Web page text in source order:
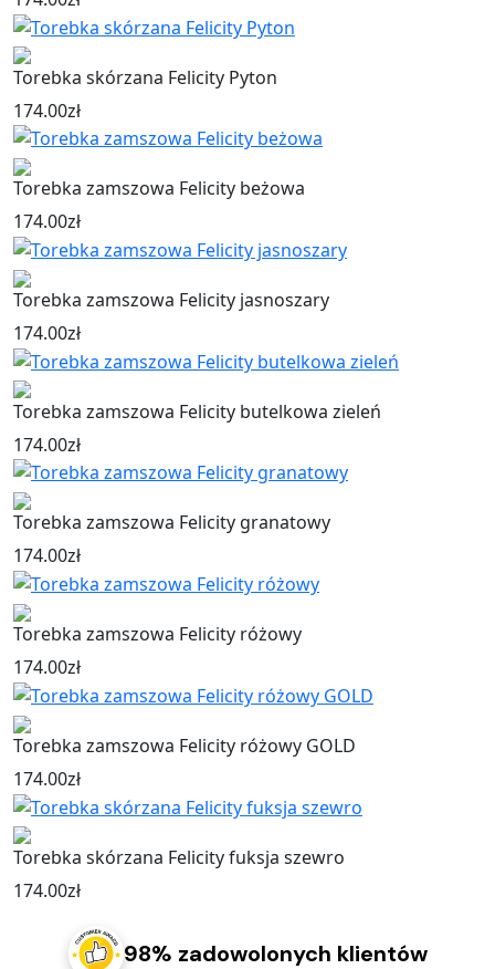
Torebka skórzana Felicity Pyton
174.00zł
Torebka zamszowa Felicity beżowa
174.00zł
Torebka zamszowa Felicity jasnoszary
174.00zł
Torebka zamszowa Felicity butelkowa zieleń
174.00zł
Torebka zamszowa Felicity granatowy
174.00zł
Torebka zamszowa Felicity różowy
174.00zł
Torebka zamszowa Felicity różowy GOLD
174.00zł
Torebka skórzana Felicity fuksja szewro
174.00zł
98% zadowolonych klientów